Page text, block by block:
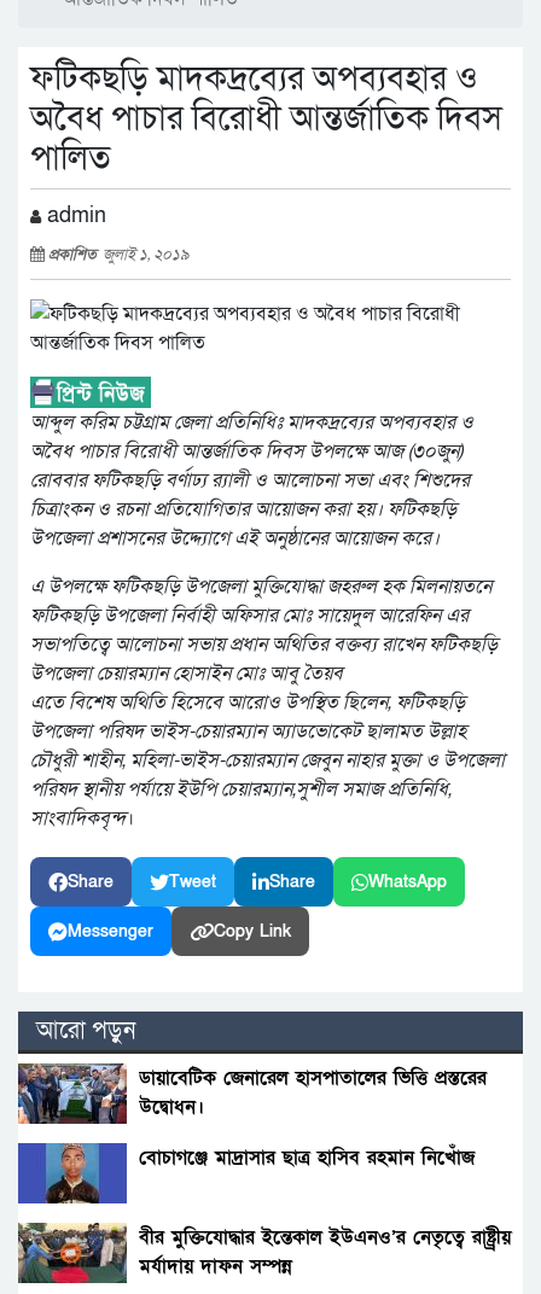
ফটিকছড়ি মাদকদ্রব্যের অপব্যবহার ও
অবৈধ পাচার বিরোধী আন্তর্জাতিক দিবস
পালিত
admin
প্রকাশিত জুলাই ১, ২০১৯
আব্দুল করিম চট্টগ্রাম জেলা প্রতিনিধিঃ মাদকদ্রব্যের অপব্যবহার ও
অবৈধ পাচার বিরোধী আন্তর্জাতিক দিবস উপলক্ষে আজ (৩০জুন)
রোববার ফটিকছড়ি বর্ণাঢ্য র‌্যালী ও আলোচনা সভা এবং শিশুদের
চিত্রাংকন ও রচনা প্রতিযোগিতার আয়োজন করা হয়। ফটিকছড়ি
উপজেলা প্রশাসনের উদ্দ্যোগে এই অনুষ্ঠানের আয়োজন করে।
এ উপলক্ষে ফটিকছড়ি উপজেলা মুক্তিযোদ্ধা জহরুল হক মিলনায়তনে
ফটিকছড়ি উপজেলা নির্বাহী অফিসার মোঃ সায়েদুল আরেফিন এর
সভাপতিত্বে আলোচনা সভায় প্রধান অথিতির বক্তব্য রাখেন ফটিকছড়ি
উপজেলা চেয়ারম্যান হোসাইন মোঃ আবু তৈয়ব
এতে বিশেষ অথিতি হিসেবে আরোও উপস্থিত ছিলেন, ফটিকছড়ি
উপজেলা পরিষদ ভাইস-চেয়ারম্যান অ্যাডভোকেট ছালামত উল্লাহ
চৌধুরী শাহীন, মহিলা-ভাইস-চেয়ারম্যান জেবুন নাহার মুক্তা ও উপজেলা
পরিষদ স্থানীয় পর্যায়ে ইউপি চেয়ারম্যান,সুশীল সমাজ প্রতিনিধি,
সাংবাদিকবৃন্দ।
Share Tweet Share WhatsApp
Messenger Copy Link
আরো পড়ুন
ডায়াবেটিক জেনারেল হাসপাতালের ভিত্তি প্রস্তরের
উদ্বোধন।
বোচাগঞ্জে মাদ্রাসার ছাত্র হাসিব রহমান নিখোঁজ
বীর মুক্তিযোদ্ধার ইন্তেকাল ইউএনও’র নেতৃত্বে রাষ্ট্র্রীয়
মর্যাদায় দাফন সম্পন্ন